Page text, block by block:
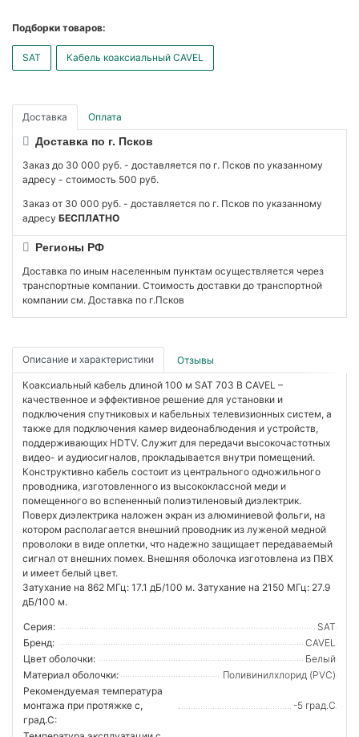
Подборки товаров:
SAT Кабель коаксиальный CAVEL
Доставка Оплата
Доставка по г. Псков
Заказ до 30 000 руб. - доставляется по г. Псков по указанному
адресу - стоимость 500 руб.
Заказ от 30 000 руб. - доставляется по г. Псков по указанному
адресу БЕСПЛАТНО
Регионы РФ
Доставка по иным населенным пунктам осуществляется через
транспортные компании. Стоимость доставки до транспортной
компании см. Доставка по г.Псков
Описание и характеристики Отзывы
Коаксиальный кабель длиной 100 м SAT 703 B CAVEL –
качественное и эффективное решение для установки и
подключения спутниковых и кабельных телевизионных систем, а
также для подключения камер видеонаблюдения и устройств,
поддерживающих HDTV. Служит для передачи высокочастотных
видео- и аудиосигналов, прокладывается внутри помещений.
Конструктивно кабель состоит из центрального одножильного
проводника, изготовленного из высококлассной меди и
помещенного во вспененный полиэтиленовый диэлектрик.
Поверх диэлектрика наложен экран из алюминиевой фольги, на
котором располагается внешний проводник из луженой медной
проволоки в виде оплетки, что надежно защищает передаваемый
сигнал от внешних помех. Внешняя оболочка изготовлена из ПВХ
и имеет белый цвет.
Затухание на 862 МГц: 17.1 дБ/100 м. Затухание на 2150 МГц: 27.9
дБ/100 м.
Серия:
SAT
Бренд:
CAVEL
Цвет оболочки:
Белый
Материал оболочки:
Поливинилхлорид (PVC)
Рекомендуемая температура
монтажа при протяжке с,
град.C:
-5 град.C